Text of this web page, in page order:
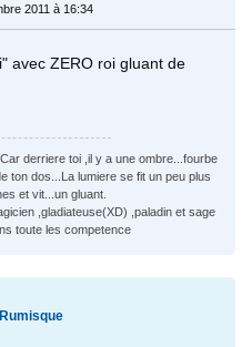
2011 à 16:34
avec ZERO roi gluant de
derriere toi ,il y a une ombre...fourbe
ton dos...La lumiere se fit un peu plus
et vit...un gluant.
,gladiateuse(XD) ,paladin et sage
toute les competence
Rumisque